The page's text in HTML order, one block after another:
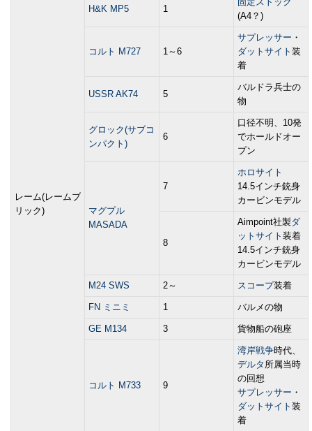
レーム(レームブ
リック)
H&K MP5 1
(A4？)
コルト M727 1～6
サプレッサー ・
ダットサイト 装
着
USSR AK74 5
バルドラ兵士の
物
グロック(サブコ
ンパクト)
6
口径不明、10発
でホールドオー
プン
マグプル
MASADA
7
ホロサイト
14.5インチ銃身
カービンモデル
8
Aimpoint社製ダ
ットサイト 装着
14.5インチ銃身
カービンモデル
M24 SWS 2～ スコープ装着
FN ミニミ 1 バルメの物
GE M134 3 貨物船の砲座
コルト M733 9
湾岸戦争時代、
デルタ 所属当時
の回想
サプレッサー ・
ダットサイト 装
着